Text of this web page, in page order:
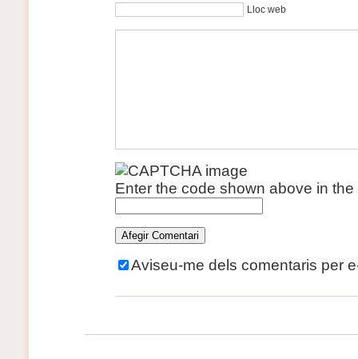
Lloc web
Enter the code shown above in
Aviseu-me dels comentaris per